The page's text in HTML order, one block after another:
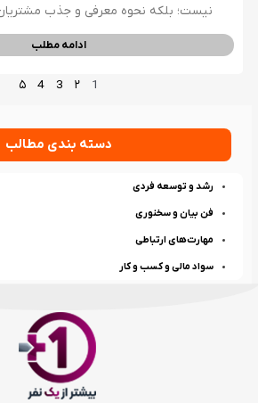
دسته بندی مطالب
رشد و توسعه فردی
فن بیان و سخنوری
مهارت‌های ارتباطی
سواد مالی و کسب و کار
نیست؛ بلکه نحوه معرفی و جذب
ادامه مطلب
1 ۲ 3
4 ۵